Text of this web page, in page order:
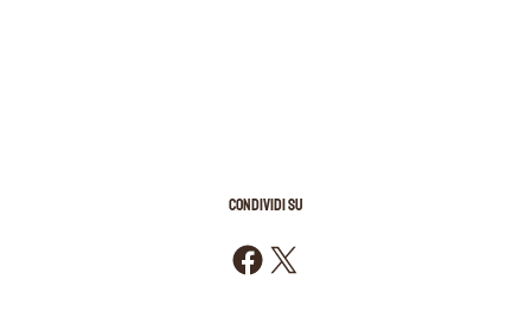
CONDIVIDI SU
Condividi su Facebook
Condividi su X